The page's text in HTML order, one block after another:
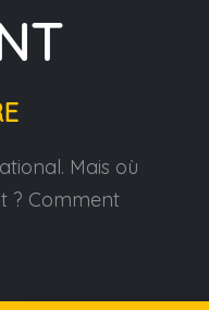
Mais où
? Comment